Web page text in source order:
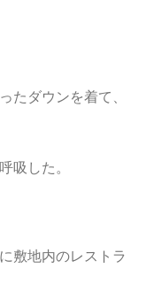
たダウンを着て、
吸した。
敷地内のレストラ